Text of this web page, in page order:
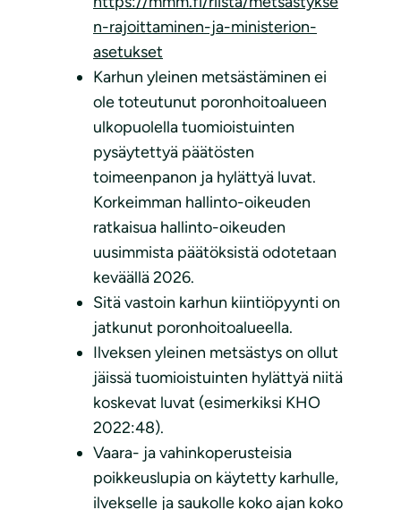
n-rajoittaminen-ja-ministerion-
asetukset
Karhun yleinen metsästäminen ei
ole toteutunut poronhoitoalueen
ulkopuolella tuomioistuinten
pysäytettyä päätösten
toimeenpanon ja hylättyä luvat.
Korkeimman hallinto-oikeuden
ratkaisua hallinto-oikeuden
uusimmista päätöksistä odotetaan
keväällä 2026.
Sitä vastoin karhun kiintiöpyynti on
jatkunut poronhoitoalueella.
Ilveksen yleinen metsästys on ollut
jäissä tuomioistuinten hylättyä niitä
koskevat luvat (esimerkiksi KHO
2022:48).
Vaara- ja vahinkoperusteisia
poikkeuslupia on käytetty karhulle,
ilvekselle ja saukolle koko ajan koko